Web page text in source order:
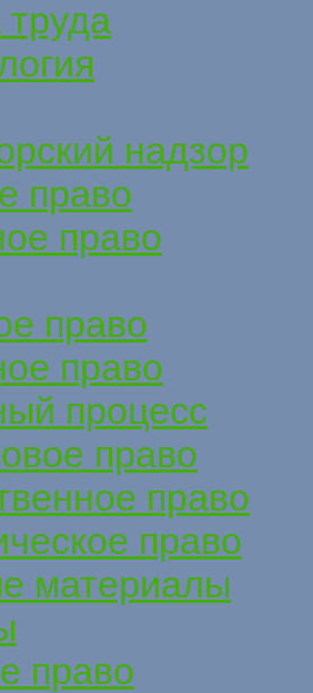
надзор
право
право
право
право
процесс
право
право
право
материалы
право